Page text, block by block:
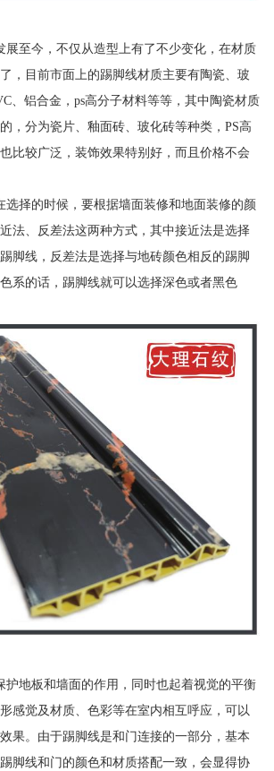
展至今，不仅从造型上有了不少变化，在材质
，目前市面上的踢脚线材质主要有陶瓷、玻
、铝合金，ps高分子材料等等，其中陶瓷材质
，分为瓷片、釉面砖、玻化砖等种类，PS高
比较广泛，装饰效果特别好，而且价格不会
选择的时候，要根据墙面装修和地面装修的颜
法、反差法这两种方式，其中接近法是选择
脚线，反差法是选择与地砖颜色相反的踢脚
系的话，踢脚线就可以选择深色或者黑色
护地板和墙面的作用，同时也起着视觉的平衡
感觉及材质、色彩等在室内相互呼应，可以
果。由于踢脚线是和门连接的一部分，基本
脚线和门的颜色和材质搭配一致，会显得协